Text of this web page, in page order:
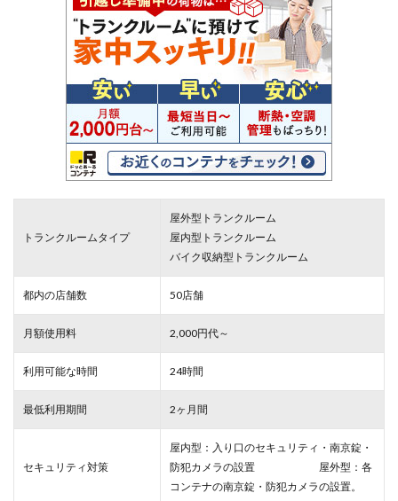
トランクルームタイプ
屋外型トランクルーム
屋内型トランクルーム
バイク収納型トランクルーム
都内の店舗数 50店舗
月額使用料 2,000円代～
利用可能な時間 24時間
最低利用期間 2ヶ月間
セキュリティ対策
屋内型：入り口のセキュリティ・南京錠・
防犯カメラの設置 屋外型：各
コンテナの南京錠・防犯カメラの設置。